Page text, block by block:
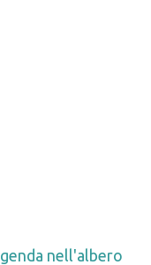
nell'albero